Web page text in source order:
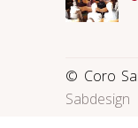
© Coro
Sabdesign